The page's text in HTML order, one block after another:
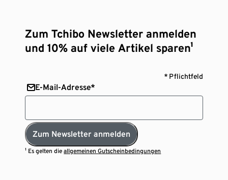
Zum Tchibo Newsletter anmelden
und 10% auf viele Artikel sparen¹
* Pflichtfeld
E-Mail-Adresse*
Zum Newsletter anmelden
¹ Es gelten dieallgemeinen Gutscheinbedingungen